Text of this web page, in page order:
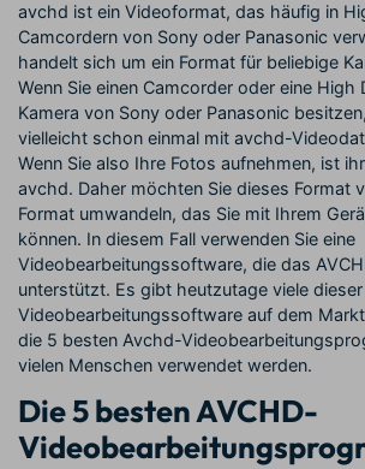
Fähigkeiten mit Filmora
Creator
Monetarisierungs-
Programm
Monetarisieren Sie
Ihren Einfluss mit Filmora
An
Blog
Kunden-Geschichten
Erfahren Sie, wie unsere
Kunden Erfolg haben
Affiliate-
Schalten
auf
avchd ist ein Videoformat, das häufig in
Camcordern von Sony oder Panasonic
handelt sich um ein Format für beliebige
Wenn Sie einen Camcorder oder eine High
Kamera von Sony oder Panasonic
vielleicht schon einmal mit avchd-
Wenn Sie also Ihre Fotos aufnehmen, ist
avchd. Daher möchten Sie dieses Format
Format umwandeln, das Sie mit Ihrem
können. In diesem Fall verwenden Sie eine
Videobearbeitungssoftware, die das
unterstützt. Es gibt heutzutage viele
Videobearbeitungssoftware auf dem
die 5 besten Avchd-
vielen Menschen verwendet werden.
Die 5 besten AVCHD-